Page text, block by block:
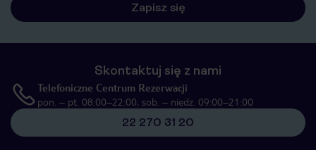
Zapisz się
Skontaktuj się z nami
Telefoniczne Centrum Rezerwacji
pon. – pt. 08:00–22:00, sob. – niedz. 09:00–21:00
22 270 31 20